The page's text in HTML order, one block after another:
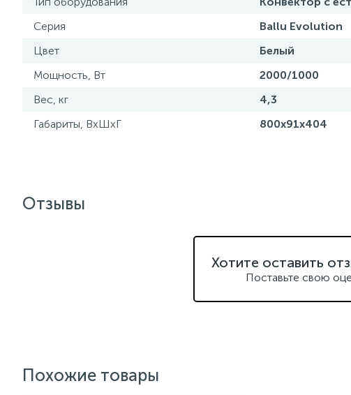
Серия
Ballu Evolution
Цвет
Белый
Мощность, Вт
2000/1000
Вес, кг
4,3
Габариты, ВхШхГ
800x91x404
Отзывы
Хотите оставить
Поставьте свою
Похожие товары